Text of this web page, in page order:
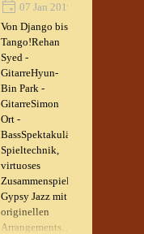
07 Jan 2019
Von Django bis
Tango!Rehan
Syed -
GitarreHyun-
Bin Park -
GitarreSimon
Ort -
BassSpektakuläre
Spieltechnik,
virtuoses
Zusammenspiel,
Gypsy Jazz mit
originellen
Arrangements…